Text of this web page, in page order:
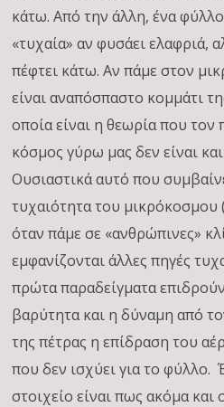
κάτω. Από την άλλη, ένα φύλλο
«τυχαία» αν φυσάει ελαφριά,
πέφτει κάτω. Αν πάμε στον
είναι αναπόσπαστο κομμάτι
οποία είναι η θεωρία που τον
κόσμος γύρω μας δεν είναι
Ουσιαστικά αυτό που
τυχαιότητα του μικρόκοσμου
όταν πάμε σε «ανθρώπινες»
εμφανίζονται άλλες πηγές
πρώτα παραδείγματα
βαρύτητα και η δύναμη από
της πέτρας η επίδραση του
που δεν ισχύει για το φύλλο.
στοιχείο είναι πως ακόμα και